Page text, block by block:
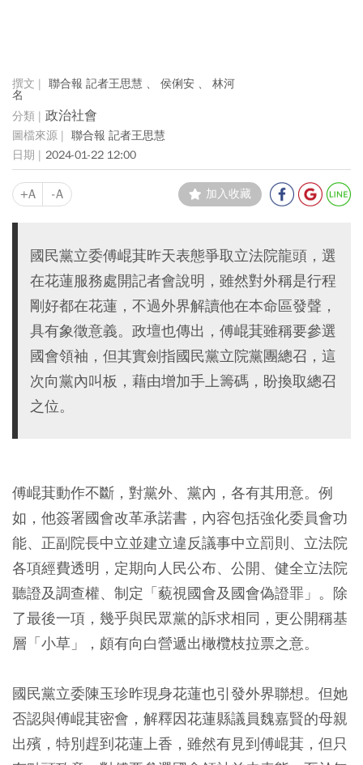
聯合報 記者王思慧 、 侯俐安 、 林河
名
政治社會
聯合報 記者王思慧
2024-01-22 12:00
+A -A 加入收藏
國民黨立委傅崐萁昨天表態爭取立法院龍頭，選
在花蓮服務處開記者會說明，雖然對外稱是行程
剛好都在花蓮，不過外界解讀他在本命區發聲，
具有象徵意義。政壇也傳出，傅崐萁雖稱要參選
國會領袖，但其實劍指國民黨立院黨團總召，這
次向黨內叫板，藉由增加手上籌碼，盼換取總召
之位。
傅崐萁動作不斷，對黨外、黨內，各有其用意。例
如，他簽署國會改革承諾書，內容包括強化委員會功
能、正副院長中立並建立違反議事中立罰則、立法院
各項經費透明，定期向人民公布、公開、健全立法院
聽證及調查權、制定「藐視國會及國會偽證罪」。除
了最後一項，幾乎與民眾黨的訴求相同，更公開稱基
層「小草」，頗有向白營遞出橄欖枝拉票之意。
國民黨立委陳玉珍昨現身花蓮也引發外界聯想。但她
否認與傅崐萁密會，解釋因花蓮縣議員魏嘉賢的母親
出殯，特別趕到花蓮上香，雖然有見到傅崐萁，但只